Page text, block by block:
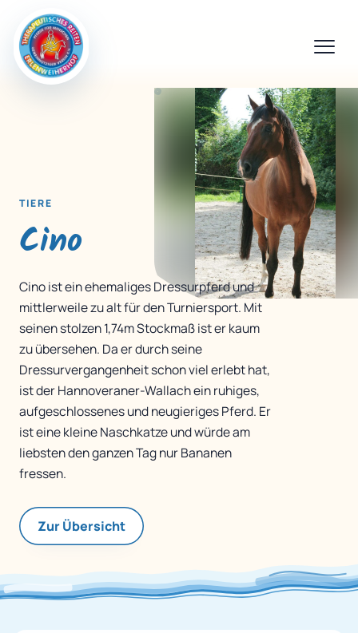
TIERE
Cino
Cino ist ein ehemaliges Dressurpferd und
mittlerweile zu alt für den Turniersport. Mit
seinen stolzen 1,74m Stockmaß ist er kaum
zu übersehen. Da er durch seine
Dressurvergangenheit schon viel erlebt hat,
ist der Hannoveraner-Wallach ein ruhiges,
aufgeschlossenes und neugieriges Pferd. Er
ist eine kleine Naschkatze und würde am
liebsten den ganzen Tag nur Bananen
fressen.
Zur Übersicht